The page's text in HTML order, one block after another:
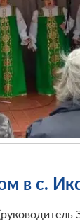
в с.